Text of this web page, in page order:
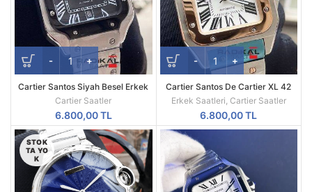
Cartier Santos Siyah Besel Erkek
Kol Saatleri
Cartier Saatler
6.800,00TL
Cartier Santos De Cartier XL 42
MM
Erkek Saatleri, Cartier Saatler
6.800,00TL
STOK
TA YO
K